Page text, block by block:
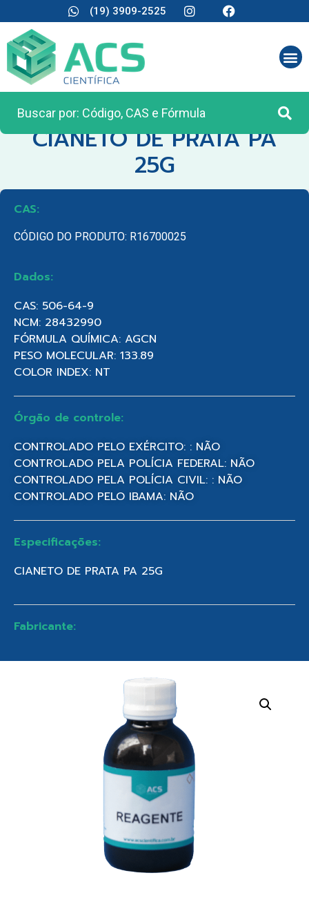
(19) 3909-2525
CATEGORIA:REAGENTES ANALÍTICOS
CIANETO DE PRATA PA
25G
CAS:
CÓDIGO DO PRODUTO: R16700025
Dados:
CAS: 506-64-9
NCM: 28432990
FÓRMULA QUÍMICA: AGCN
PESO MOLECULAR: 133.89
COLOR INDEX: NT
Órgão de controle:
CONTROLADO PELO EXÉRCITO: : NÃO
CONTROLADO PELA POLÍCIA FEDERAL: NÃO
CONTROLADO PELA POLÍCIA CIVIL: : NÃO
CONTROLADO PELO IBAMA: NÃO
Especificações:
CIANETO DE PRATA PA 25G
Fabricante: